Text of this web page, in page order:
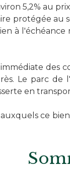
5,2% au
protégée au
à
des
Le parc de
en
ce